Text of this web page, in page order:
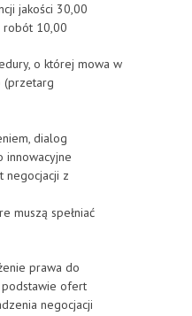
jakości 30,00
robót 10,00
o której mowa w
(przetarg
dialog
innowacyjne
negocjacji z
muszą spełniać
prawa do
ofert
negocjacji